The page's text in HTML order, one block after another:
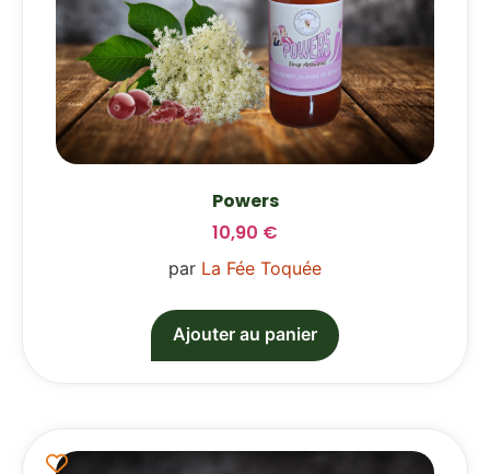
Powers
10,90 €
par La Fée Toquée
Ajouter au panier